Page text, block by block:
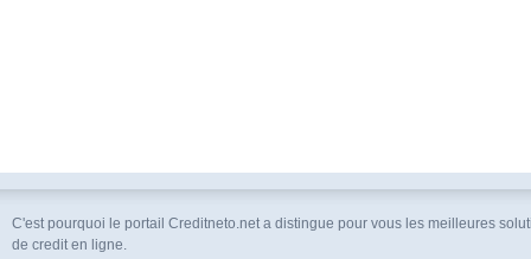
C'est pourquoi le portail Creditneto.net a distingue pour vous les meilleures
de credit en ligne.